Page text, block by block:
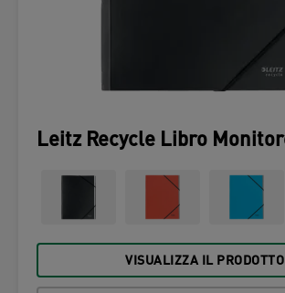
Leitz Recycle Libro
VISUALIZZA IL PRODOTTO